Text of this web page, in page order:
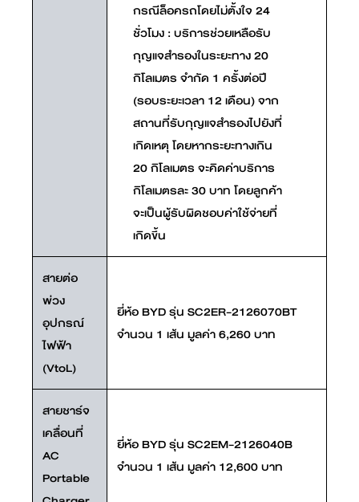
กรณีล็อครถโดยไม่ตั้งใจ 24
ชั่วโมง : บริการช่วยเหลือรับ
กุญแจสำรองในระยะทาง 20
กิโลเมตร จำกัด 1 ครั้งต่อปี
(รอบระยะเวลา 12 เดือน) จาก
สถานที่รับกุญแจสำรองไปยังที่
เกิดเหตุ โดยหากระยะทางเกิน
20 กิโลเมตร จะคิดค่าบริการ
กิโลเมตรละ 30 บาท โดยลูกค้า
จะเป็นผู้รับผิดชอบค่าใช้จ่ายที่
เกิดขึ้น
สายต่อ
พ่วง
อุปกรณ์
ไฟฟ้า
(VtoL)
ยี่ห้อ BYD รุ่น SC2ER-2126070BT
จำนวน 1 เส้น มูลค่า 6,260 บาท
สายชาร์จ
เคลื่อนที่
AC
Portable
ยี่ห้อ BYD รุ่น SC2EM-2126040B
จำนวน 1 เส้น มูลค่า 12,600 บาท